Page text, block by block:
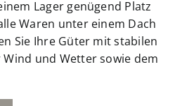
Lager genügend Platz
Waren unter einem Dach
Sie Ihre Güter mit stabilen
und Wetter sowie dem